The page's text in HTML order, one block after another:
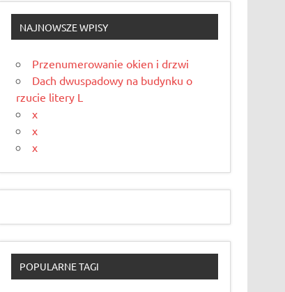
NAJNOWSZE WPISY
Przenumerowanie okien i drzwi
Dach dwuspadowy na budynku o
rzucie litery L
x
x
x
POPULARNE TAGI